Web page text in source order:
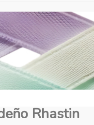
Rhastin